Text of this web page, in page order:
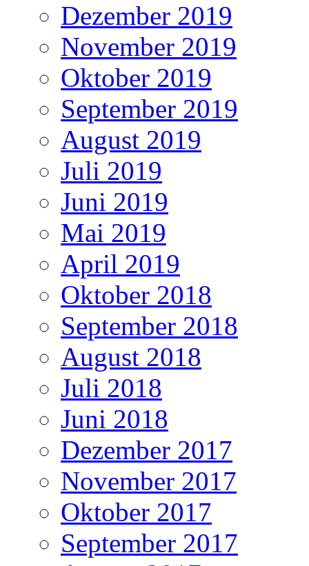
Dezember 2019
November 2019
Oktober 2019
September 2019
August 2019
Juli 2019
Juni 2019
Mai 2019
April 2019
Oktober 2018
September 2018
August 2018
Juli 2018
Juni 2018
Dezember 2017
November 2017
Oktober 2017
September 2017